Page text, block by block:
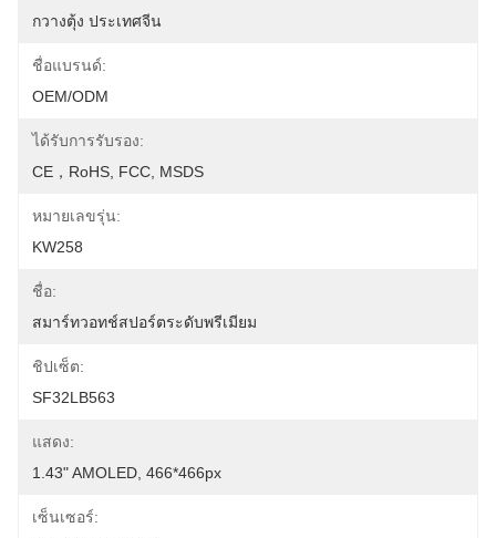
กวางตุ้ง ประเทศจีน
ชื่อแบรนด์:
OEM/ODM
ได้รับการรับรอง:
CE，RoHS, FCC, MSDS
หมายเลขรุ่น:
KW258
ชื่อ:
สมาร์ทวอทช์สปอร์ตระดับพรีเมียม
ชิปเซ็ต:
SF32LB563
แสดง:
1.43" AMOLED, 466*466px
เซ็นเซอร์: